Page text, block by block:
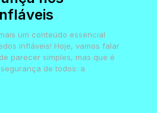
um conteúdo essencial
infláveis! Hoje, vamos falar
parecer simples, mas que é
de todos: a